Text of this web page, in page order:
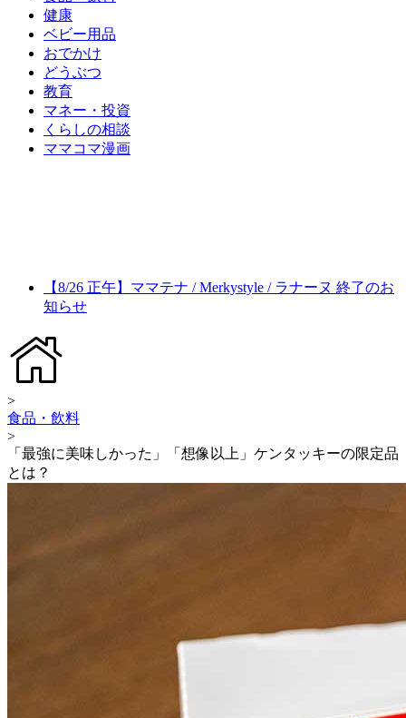
健康
ベビー用品
おでかけ
どうぶつ
教育
マネー・投資
くらしの相談
ママコマ漫画
【8/26 正午】ママテナ / Merkystyle / ラナーヌ 終了のお
知らせ
>
食品・飲料
>
「最強に美味しかった」「想像以上」ケンタッキーの限定品
とは？